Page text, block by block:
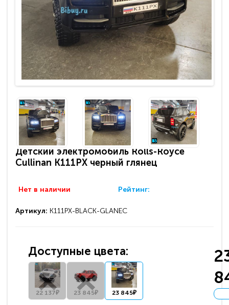
Детский электромобиль Rolls-Royce
Cullinan K111PX черный глянец
Нет в наличии Рейтинг:
Артикул: K111PX-BLACK-GLANEC
Доступные цвета:
22 137₽ 23 845₽ 23 845₽